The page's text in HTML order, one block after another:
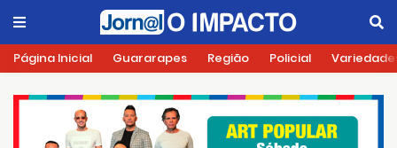
Página Inicial Guararapes Região Policial